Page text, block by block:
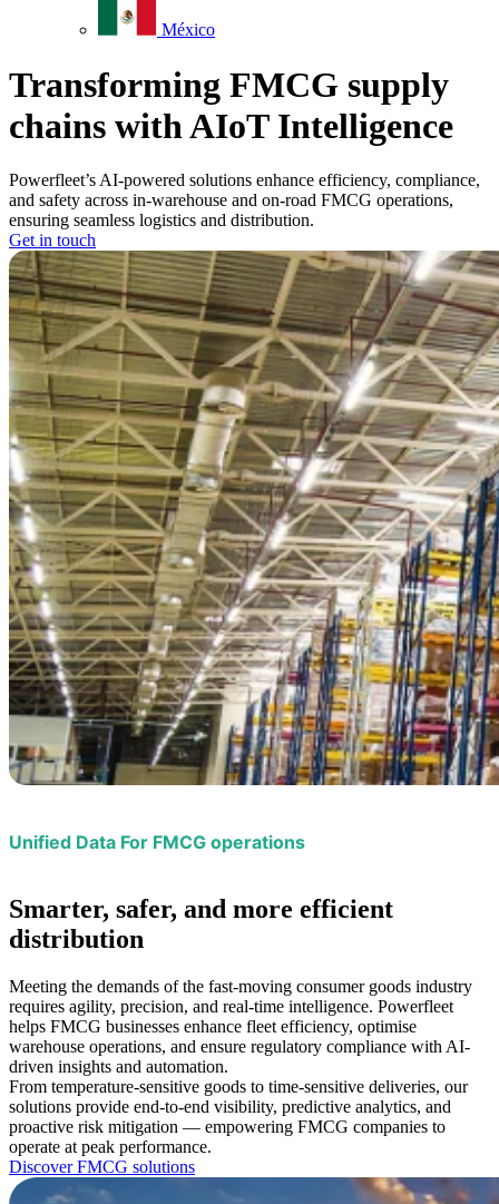
México
Transforming FMCG supply
chains with AIoT Intelligence
Powerfleet’s AI-powered solutions enhance efficiency, compliance,
and safety across in-warehouse and on-road FMCG operations,
ensuring seamless logistics and distribution.
Get in touch
Unified Data For FMCG operations
Smarter, safer, and more efficient
distribution
Meeting the demands of the fast-moving consumer goods industry
requires agility, precision, and real-time intelligence. Powerfleet
helps FMCG businesses enhance fleet efficiency, optimise
warehouse operations, and ensure regulatory compliance with AI-
driven insights and automation.
From temperature-sensitive goods to time-sensitive deliveries, our
solutions provide end-to-end visibility, predictive analytics, and
proactive risk mitigation — empowering FMCG companies to
operate at peak performance.
Discover FMCG solutions